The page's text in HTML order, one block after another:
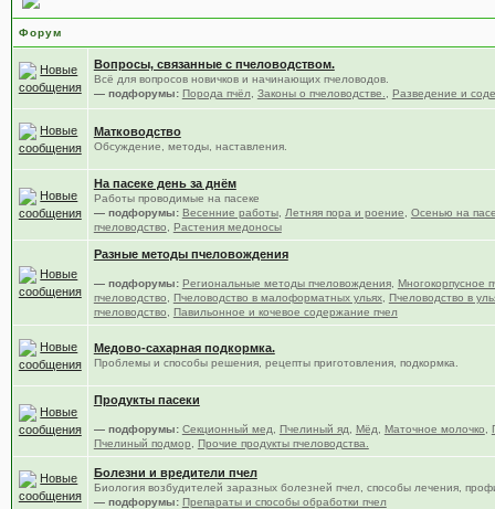
Форум
Вопросы, связанные с пчеловодством.
Всё для вопросов новичков и начинающих пчеловодов.
— подфорумы: Порода пчёл Законы о пчеловодстве. Разведение и
Матководство
Обсуждение, методы, наставления.
На пасеке день за днём
Работы проводимые на пасеке
— подфорумы: Весенние работы, Летняя пора и роение
Осенью на
пчеловодство
Растения медоносы
Разные методы пчеловождения
— подфорумы: Региональные методы пчеловождения, Многокорпусное
пчеловодство
Пчеловодство в малоформатных ульях, Пчеловодство в
пчеловодство
Павильонное и кочевое содержание пчел
Медово-сахарная подкормка.
Проблемы и способы решения, рецепты приготовления, подкормка.
Продукты пасеки
— подфорумы: Секционный мед Пчелиный яд Мёд Маточное молочко
Пчелиный подмор
Прочие продукты пчеловодства.
Болезни и вредители пчел
Биология возбудителей заразных болезней пчел, способы лечения,
— подфорумы: Препараты и способы обработки пчел